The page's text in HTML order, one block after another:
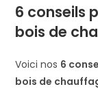
6 conseils
bois de
Voici nos 6
bois de